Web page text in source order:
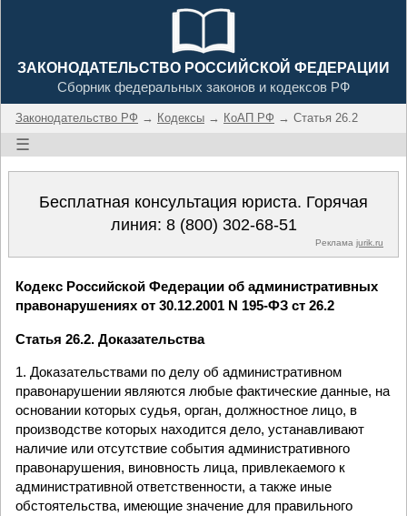
ЗАКОНОДАТЕЛЬСТВО РОССИЙСКОЙ ФЕДЕРАЦИИ
Сборник федеральных законов и кодексов РФ
Законодательство РФ → Кодексы → КоАП РФ → Статья 26.2
☰
Бесплатная консультация юриста. Горячая
линия: 8 (800) 302-68-51
Реклама jurik.ru
Кодекс Российской Федерации об административных
правонарушениях от 30.12.2001 N 195-ФЗ ст 26.2
Статья 26.2. Доказательства
1. Доказательствами по делу об административном
правонарушении являются любые фактические данные, на
основании которых судья, орган, должностное лицо, в
производстве которых находится дело, устанавливают
наличие или отсутствие события административного
правонарушения, виновность лица, привлекаемого к
административной ответственности, а также иные
обстоятельства, имеющие значение для правильного